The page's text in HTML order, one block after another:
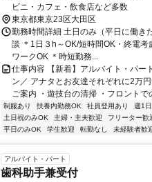
ビニ・カフェ・飲食店など多数
東京都東京23区大田区
勤務時間詳細 土日のみ（平日に働き
談 ＊1日３h～OK/短時間OK・終電
ワークOK ＊時短勤務...
仕事内容 【新着】アルバイト・パー
ン／ アナタとお友達それぞれに2万
ご案内 ・遊技台の清掃 ・フロントで
制服あり 扶養内勤務OK 社員登用あり 週1
土日祝のみOK
主婦・主夫歓迎 フリーター歓
平日のみOK
学生歓迎 転勤なし 未経験者歓
アルバイト・パート
歯科助手兼受付